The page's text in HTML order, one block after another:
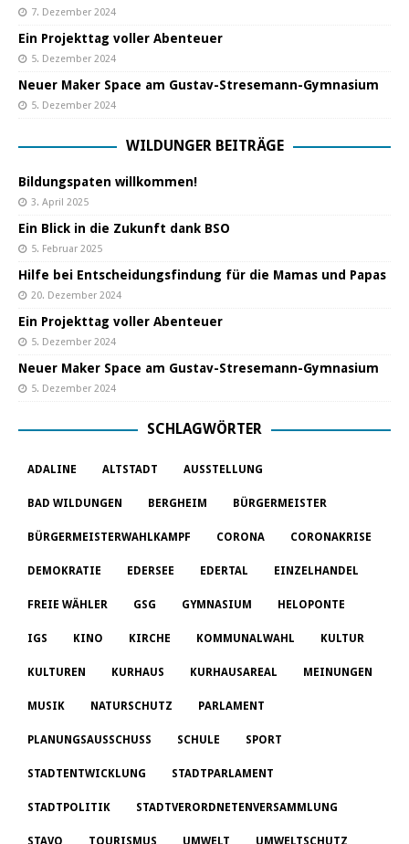
7. Dezember 2024
Ein Projekttag voller Abenteuer
5. Dezember 2024
Neuer Maker Space am Gustav-Stresemann-Gymnasium
5. Dezember 2024
WILDUNGER BEITRÄGE
Bildungspaten willkommen!
3. April 2025
Ein Blick in die Zukunft dank BSO
5. Februar 2025
Hilfe bei Entscheidungsfindung für die Mamas und Papas
20. Dezember 2024
Ein Projekttag voller Abenteuer
5. Dezember 2024
Neuer Maker Space am Gustav-Stresemann-Gymnasium
5. Dezember 2024
SCHLAGWÖRTER
ADALINE ALTSTADT AUSSTELLUNG
BAD WILDUNGEN BERGHEIM BÜRGERMEISTER
BÜRGERMEISTERWAHLKAMPF CORONA CORONAKRISE
DEMOKRATIE EDERSEE EDERTAL EINZELHANDEL
FREIE WÄHLER GSG GYMNASIUM HELOPONTE
IGS KINO KIRCHE KOMMUNALWAHL KULTUR
KULTUREN KURHAUS KURHAUSAREAL MEINUNGEN
MUSIK NATURSCHUTZ PARLAMENT
PLANUNGSAUSSCHUSS SCHULE SPORT
STADTENTWICKLUNG STADTPARLAMENT
STADTPOLITIK STADTVERORDNETENVERSAMMLUNG
STAVO TOURISMUS UMWELT UMWELTSCHUTZ